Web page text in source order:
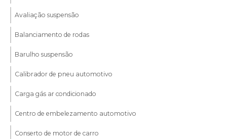
Avaliação suspensão
Balanciamento de rodas
Barulho suspensão
Calibrador de pneu automotivo
Carga gás ar condicionado
Centro de embelezamento automotivo
Conserto de motor de carro